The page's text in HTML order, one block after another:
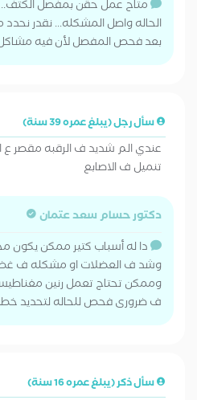
متاح عمل حقن بمفصل
الحاله واصل المشكله... نقدر
بعد فحص المفصل لأن فيه
سأل رجل (يبلغ عمره 39 سنة)
عندي الم شديد ف الرقبه مقصر ع
تنميل ف الاصابع
دكتور حسام سعد عتمان
دا له أسباب كتير ممكن يكون
وشد ف العضلات او مشكله ف
وممكن تحتاج تعمل رنين
ف ضرورى فحص للحاله لتحديد
سأل ذكر (يبلغ عمره 16 سنة)